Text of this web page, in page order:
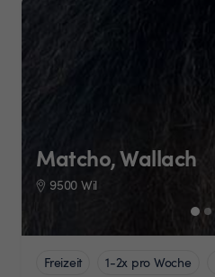
Matcho, Wallach
9500 Wil
Freizeit 1-2x pro Woche